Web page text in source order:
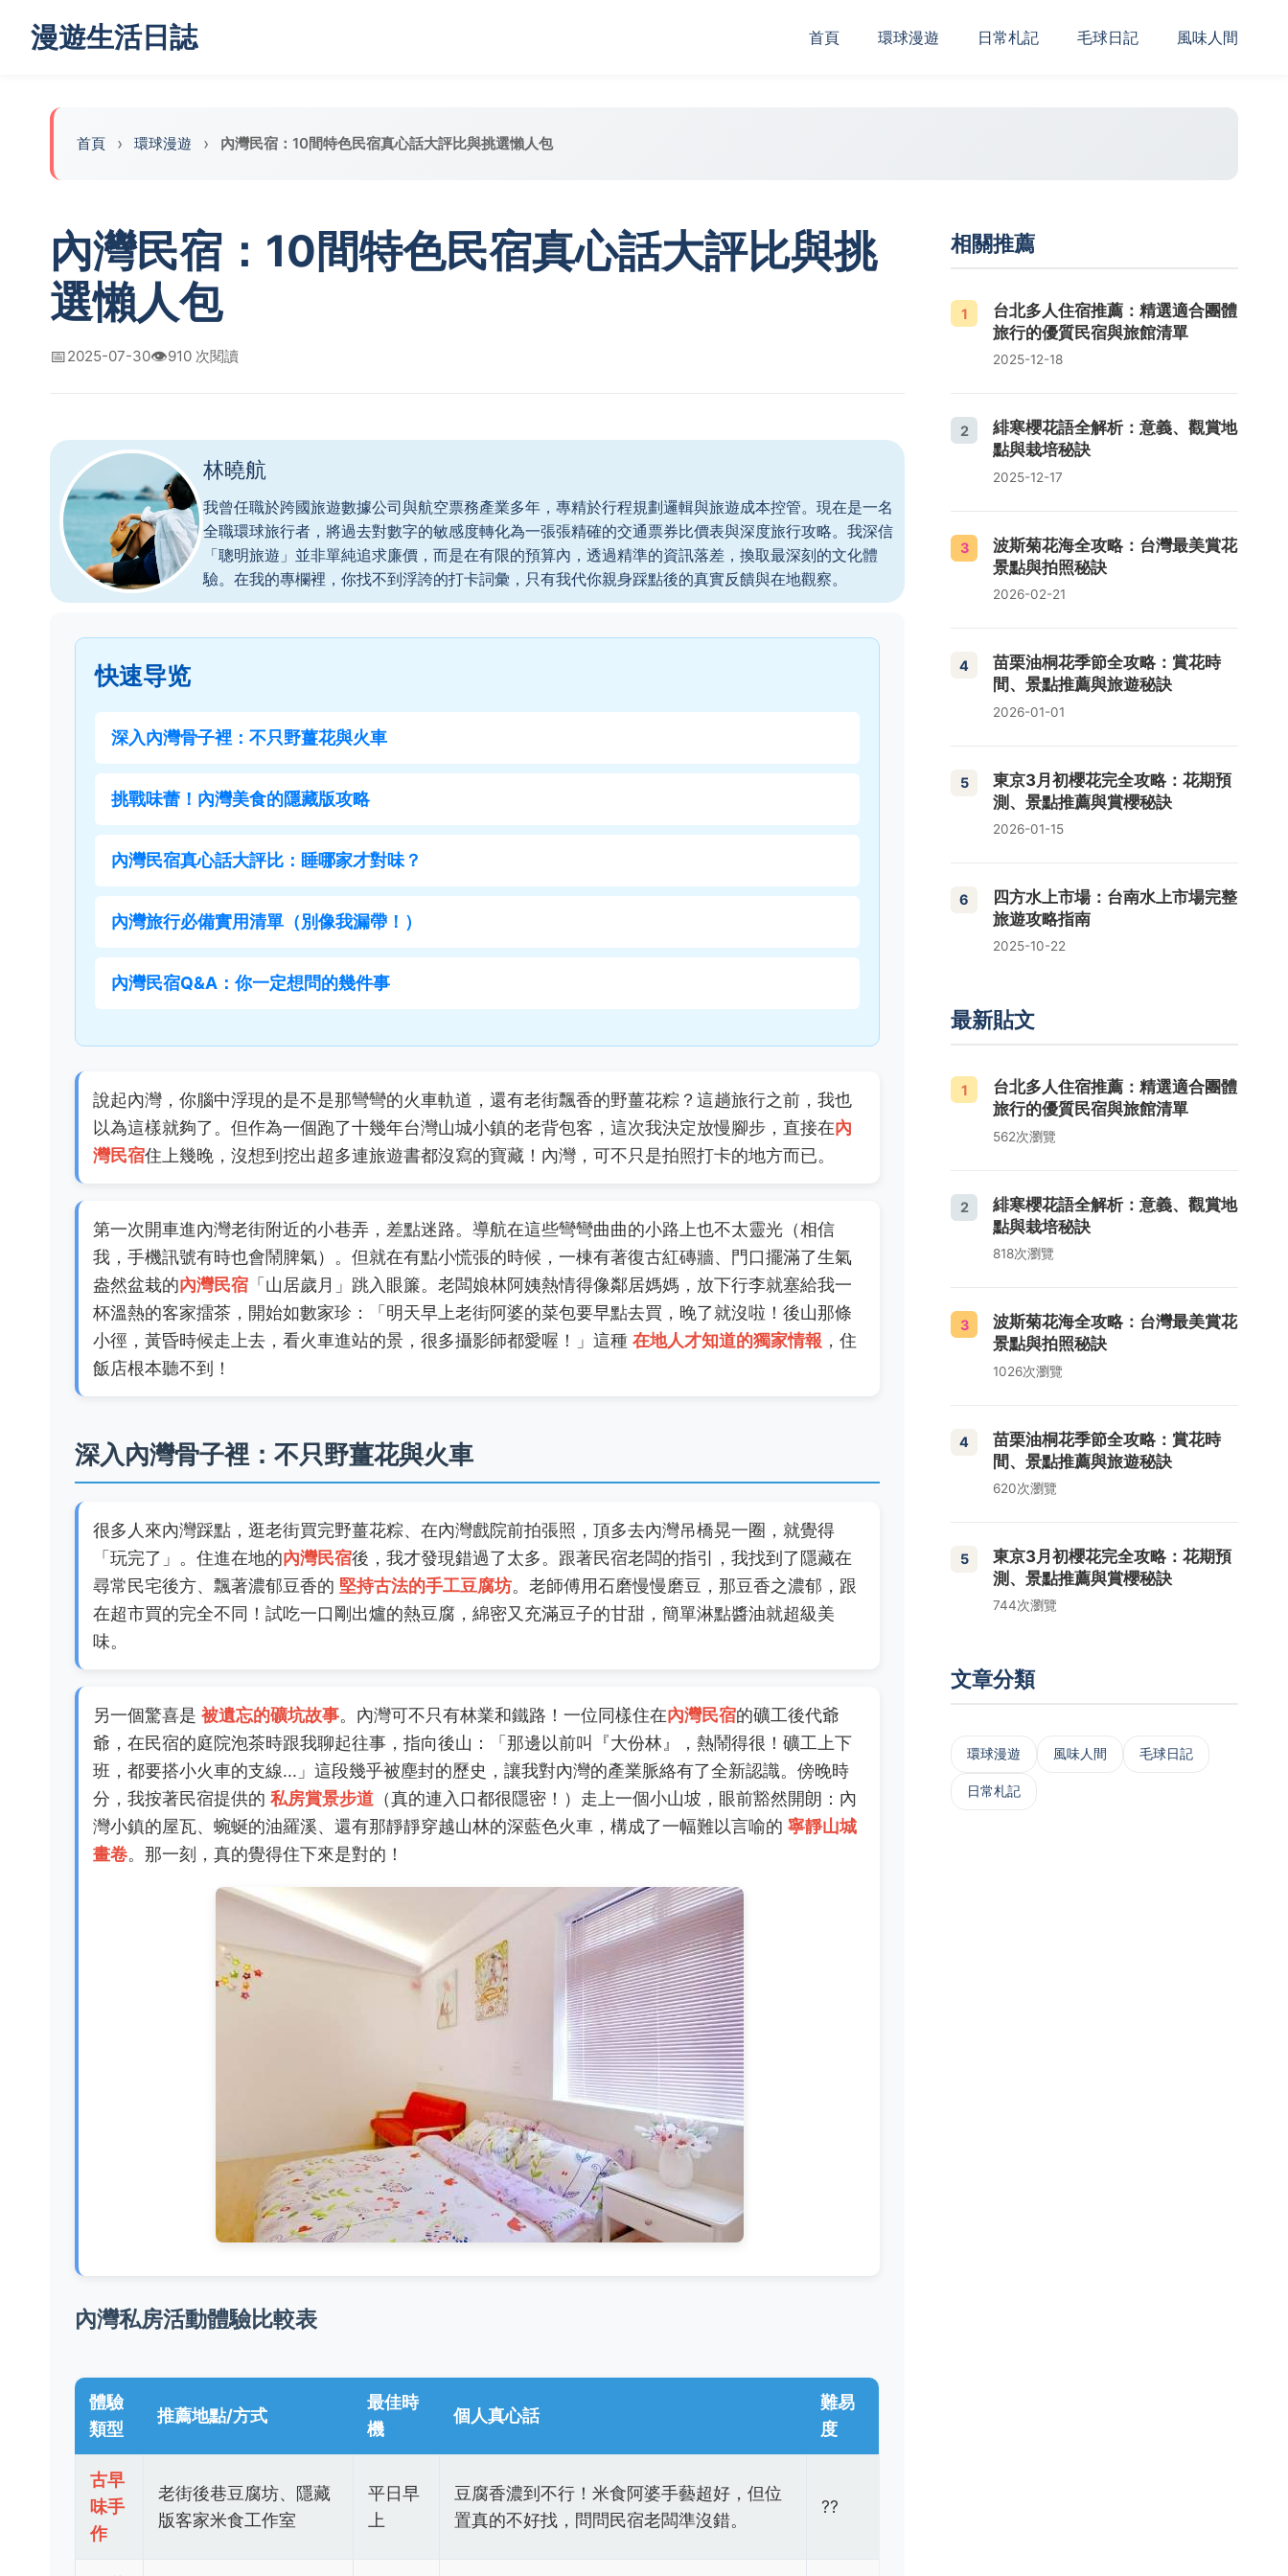
漫遊生活日誌 首頁 ‌環球漫遊 日常札記 毛球日記 風味人間
首頁 ‌環球漫遊 內灣民宿：10間特色民宿真心話大評比與挑選懶人包
內灣民宿：10間特色民宿真心話大評比與挑
選懶人包
📅2025-07-30👁️910 次閱讀
林曉航
我曾任職於跨國旅遊數據公司與航空票務產業多年，專精於行程規劃邏輯與旅遊成本控管。現在是一名
全職環球旅行者，將過去對數字的敏感度轉化為一張張精確的交通票券比價表與深度旅行攻略。我深信
「聰明旅遊」並非單純追求廉價，而是在有限的預算內，透過精準的資訊落差，換取最深刻的文化體
驗。在我的專欄裡，你找不到浮誇的打卡詞彙，只有我代你親身踩點後的真實反饋與在地觀察。
快速导览
深入內灣骨子裡：不只野薑花與火車
挑戰味蕾！內灣美食的隱藏版攻略
內灣民宿真心話大評比：睡哪家才對味？
內灣旅行必備實用清單（別像我漏帶！）
內灣民宿Q&A：你一定想問的幾件事
說起內灣，你腦中浮現的是不是那彎彎的火車軌道，還有老街飄香的野薑花粽？這趟旅行之前，我也
以為這樣就夠了。但作為一個跑了十幾年台灣山城小鎮的老背包客，這次我決定放慢腳步，直接在內
灣民宿住上幾晚，沒想到挖出超多連旅遊書都沒寫的寶藏！內灣，可不只是拍照打卡的地方而已。
第一次開車進內灣老街附近的小巷弄，差點迷路。導航在這些彎彎曲曲的小路上也不太靈光（相信
我，手機訊號有時也會鬧脾氣）。但就在有點小慌張的時候，一棟有著復古紅磚牆、門口擺滿了生氣
盎然盆栽的內灣民宿 「山居歲月」跳入眼簾。老闆娘林阿姨熱情得像鄰居媽媽，放下行李就塞給我一
杯溫熱的客家擂茶，開始如數家珍：「明天早上老街阿婆的菜包要早點去買，晚了就沒啦！後山那條
小徑，黃昏時候走上去，看火車進站的景，很多攝影師都愛喔！」這種在地人才知道的獨家情報 ，住
飯店根本聽不到！
深入內灣骨子裡：不只野薑花與火車
很多人來內灣踩點，逛老街買完野薑花粽、在內灣戲院前拍張照，頂多去內灣吊橋晃一圈，就覺得
「玩完了」。住進在地的內灣民宿後，我才發現錯過了太多。跟著民宿老闆的指引，我找到了隱藏在
尋常民宅後方、飄著濃郁豆香的 堅持古法的手工豆腐坊。老師傅用石磨慢慢磨豆，那豆香之濃郁，跟
在超市買的完全不同！試吃一口剛出爐的熱豆腐，綿密又充滿豆子的甘甜，簡單淋點醬油就超級美
味。
另一個驚喜是被遺忘的礦坑故事。內灣可不只有林業和鐵路！一位同樣住在內灣民宿的礦工後代爺
爺，在民宿的庭院泡茶時跟我聊起往事，指向後山：「那邊以前叫『大份林』，熱鬧得很！礦工上下
班，都要搭小火車的支線...」這段幾乎被塵封的歷史，讓我對內灣的產業脈絡有了全新認識。傍晚時
分，我按著民宿提供的私房賞景步道 （真的連入口都很隱密！）走上一個小山坡，眼前豁然開朗：內
灣小鎮的屋瓦、蜿蜒的油羅溪、還有那靜靜穿越山林的深藍色火車，構成了一幅難以言喻的寧靜山城
畫卷。那一刻，真的覺得住下來是對的！
內灣私房活動體驗比較表
體驗
類型
推薦地點/方式
最佳時
機
個人真心話
難易
度
古早
味手
作
老街後巷豆腐坊、隱藏
版客家米食工作室
平日早
上
豆腐香濃到不行！米食阿婆手藝超好，但位
置真的不好找，問問民宿老闆準沒錯。
??
相關推薦
1
台北多人住宿推薦：精選適合團體
旅行的優質民宿與旅館清單
2025-12-18
2
緋寒櫻花語全解析：意義、觀賞地
點與栽培秘訣
2025-12-17
3
波斯菊花海全攻略：台灣最美賞花
景點與拍照秘訣
2026-02-21
4
苗栗油桐花季節全攻略：賞花時
間、景點推薦與旅遊秘訣
2026-01-01
5
東京3月初櫻花完全攻略：花期預
測、景點推薦與賞櫻秘訣
2026-01-15
6
四方水上市場：台南水上市場完整
旅遊攻略指南
2025-10-22
最新貼文
1
台北多人住宿推薦：精選適合團體
旅行的優質民宿與旅館清單
562次瀏覽
2
緋寒櫻花語全解析：意義、觀賞地
點與栽培秘訣
818次瀏覽
3
波斯菊花海全攻略：台灣最美賞花
景點與拍照秘訣
1026次瀏覽
4
苗栗油桐花季節全攻略：賞花時
間、景點推薦與旅遊秘訣
620次瀏覽
5
東京3月初櫻花完全攻略：花期預
測、景點推薦與賞櫻秘訣
744次瀏覽
文章分類
‌環球漫遊 風味人間 毛球日記
日常札記